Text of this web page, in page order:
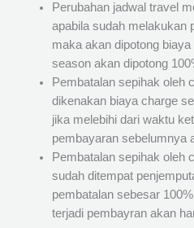
Perubahan jadwal travel
apabila sudah melakukan
maka akan dipotong
season akan dipotong
Pembatalan sepihak oleh
dikenakan biaya charge
jika melebihi dari waktu
pembayaran sebelumnya
Pembatalan sepihak oleh
sudah ditempat
pembatalan sebesar
terjadi pembayran akan